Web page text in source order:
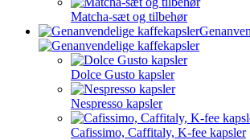
Matcha-sæt og tilbehør
Dolce Gusto kapsler
Nespresso kapsler
Cafissimo, Caffitaly, K-fee kapsler